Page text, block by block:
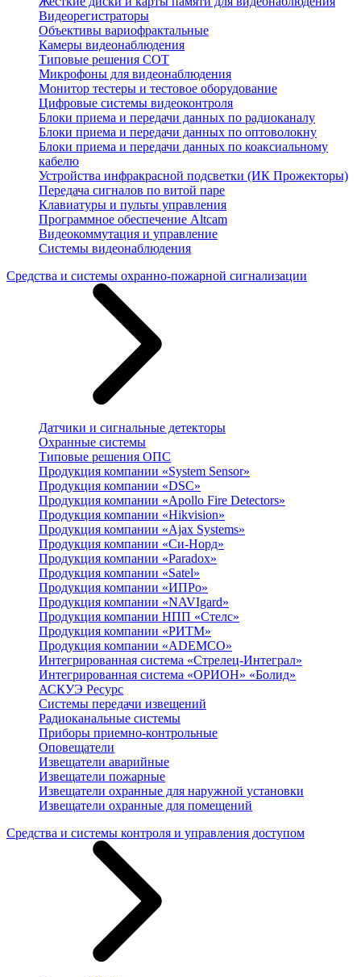
Видеорегистраторы
Объективы вариофрактальные
Камеры видеонаблюдения
Типовые решения СОТ
Микрофоны для видеонаблюдения
Монитор тестеры и тестовое оборудование
Цифровые системы видеоконтроля
Блоки приема и передачи данных по радиоканалу
Блоки приема и передачи данных по оптоволокну
Блоки приема и передачи данных по коаксиальному
кабелю
Устройства инфракрасной подсветки (ИК Прожекторы)
Передача сигналов по витой паре
Клавиатуры и пульты управления
Программное обеспечение Altcam
Видеокоммутация и управление
Системы видеонаблюдения
Средства и системы охранно-пожарной сигнализации
Датчики и сигнальные детекторы
Охранные системы
Типовые решения ОПС
Продукция компании «System Sensor»
Продукция компании «DSC»
Продукция компании «Apollo Fire Detectors»
Продукция компании «Hikvision»
Продукция компании «Ajax Systems»
Продукция компании «Си-Норд»
Продукция компании «Paradox»
Продукция компании «Satel»
Продукция компании «ИПРо»
Продукция компании «NAVIgard»
Продукция компании НПП «Стелс»
Продукция компании «РИТМ»
Продукция компании «ADEMCO»
Интегрированная система «Стрелец-Интеграл»
Интегрированная система «ОРИОН» «Болид»
АСКУЭ Ресурс
Системы передачи извещений
Радиоканальные системы
Приборы приемно-контрольные
Оповещатели
Извещатели аварийные
Извещатели пожарные
Извещатели охранные для наружной установки
Извещатели охранные для помещений
Средства и системы контроля и управления доступом